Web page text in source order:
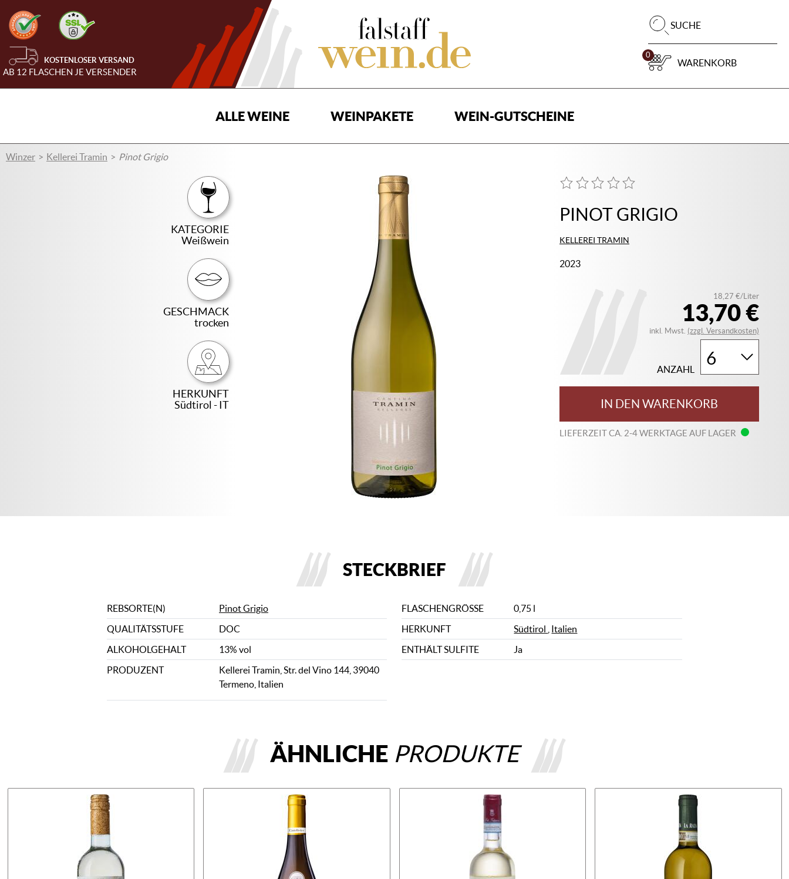
KOSTENLOSER VERSAND
AB 12 FLASCHEN JE VERSENDER
SUCHE
0
WARENKORB
ALLE WEINE WEINPAKETE WEIN-GUTSCHEINE
Winzer Kellerei Tramin Pinot Grigio
KATEGORIE
Weißwein
GESCHMACK
trocken
HERKUNFT
Südtirol - IT
PINOT GRIGIO
KELLEREI TRAMIN
2023
13,70 €
18,27 €/Liter
inkl. Mwst. (zzgl. Versandkosten)
ANZAHL
IN DEN WARENKORB
LIEFERZEIT CA. 2-4 WERKTAGE AUF LAGER
STECKBRIEF
REBSORTE(N) Pinot Grigio FLASCHENGRÖSSE
0,75 l
QUALITÄTSSTUFE
DOC HERKUNFT Südtirol
Italien
ALKOHOLGEHALT
13% vol ENTHÄLT SULFITE
Ja
PRODUZENT
Kellerei Tramin, Str. del Vino 144, 39040
Termeno, Italien
ÄHNLICHE PRODUKTE